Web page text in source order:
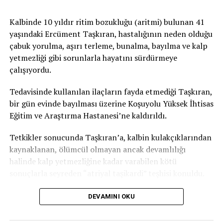
geldiğini şöyle açıklıyor:
“Fiziksel koruyucular içlerinde kimyasal maddeyi en az
barındıran, daha çok bariyer oluşturan ürünler. Özellikle
yaşlılar, çocuklar ve hamilelerde bunun kullanılmasını
ama yine bunlar da pek çok testten geçen ürünler. Yine
zararlı olmayan maddelerden elde ediliyor.”
Güneş koruyucularını satın alırken ve kullanırken dikkat
edilmesi gereken birtakım detaylar var. Koruyucu
Zindancı şöyle anlatıyor:
“SPF (sun protectin factor) 30 faktör ve üzeri olmalı.
Kalbinde 10 yıldır ritim bozukluğu (aritmi) bulunan 41
yaşındaki Ercüment Taşkıran, hastalığının neden olduğu
çabuk yorulma, aşırı terleme, bunalma, bayılma ve kalp
yetmezliği gibi sorunlarla hayatını sürdürmeye
çalışıyordu.
Tedavisinde kullanılan ilaçların fayda etmediği Taşkıran,
bir gün evinde bayılması üzerine Koşuyolu Yüksek İhtisas
Eğitim ve Araştırma Hastanesi’ne kaldırıldı.
Tetkikler sonucunda Taşkıran’a, kalbin kulakçıklarından
kaynaklanan, ölümcül olmayan ancak devamlılığı
halinde kalp yetmezliğine kadar varabilen kötü
Tedavi, dünya tıp literatürüne kazandırıldı
DEVAMINI OKU